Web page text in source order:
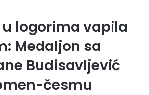
u logorima vapila
Medaljon sa
Budisavljević
česmu